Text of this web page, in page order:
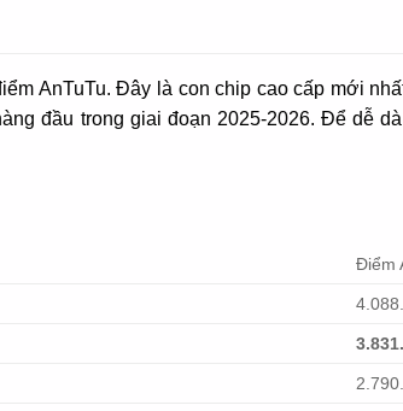
AnTuTu. Đây là con chip cao cấp mới
đầu trong giai đoạn 2025-2026. Để dễ
Điểm